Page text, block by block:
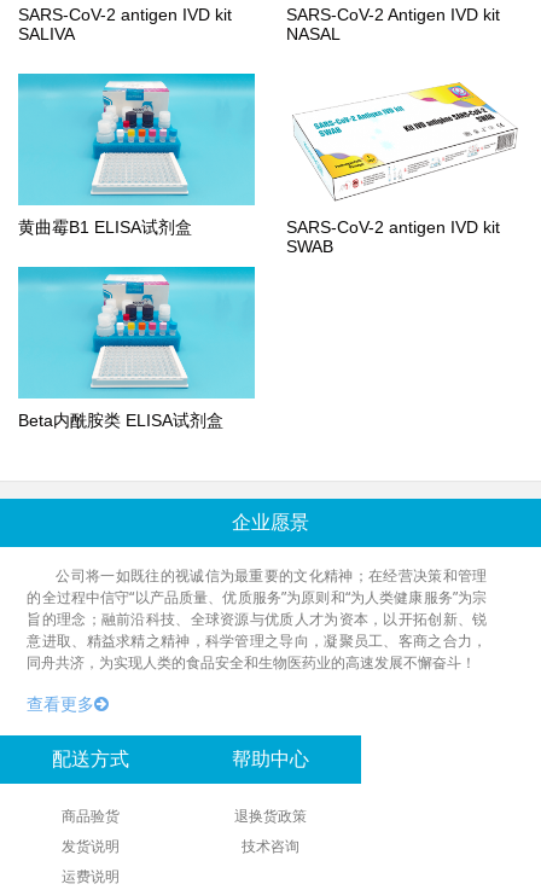
SARS-CoV-2 antigen IVD kit
SALIVA
SARS-CoV-2 Antigen IVD kit
NASAL
黄曲霉B1 ELISA试剂盒
SARS-CoV-2 antigen IVD kit
SWAB
Beta内酰胺类 ELISA试剂盒
企业愿景
公司将一如既往的视诚信为最重要的文化精神；在经营决策和管理
的全过程中信守“以产品质量、优质服务”为原则和“为人类健康服务”为宗
旨的理念；融前沿科技、全球资源与优质人才为资本，以开拓创新、锐
意进取、精益求精之精神，科学管理之导向，凝聚员工、客商之合力，
同舟共济，为实现人类的食品安全和生物医药业的高速发展不懈奋斗！
查看更多
配送方式
商品验货
发货说明
运费说明
帮助中心
退换货政策
技术咨询